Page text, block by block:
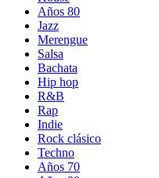
Años 80
Jazz
Merengue
Salsa
Bachata
Hip hop
R&B
Rap
Indie
Rock clásico
Techno
Años 70